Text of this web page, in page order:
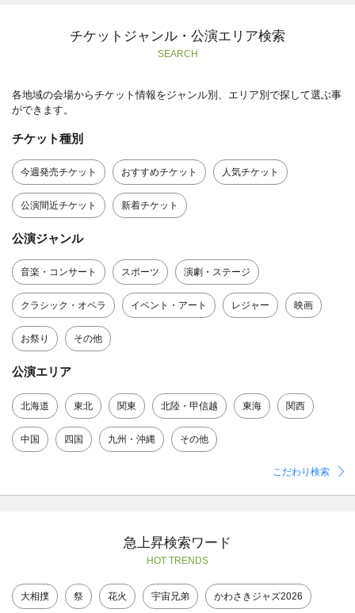
チケットジャンル・公演エリア検索
SEARCH
各地域の会場からチケット情報をジャンル別、エリア別で探して選ぶ事
ができます。
チケット種別
今週発売チケット おすすめチケット 人気チケット
公演間近チケット 新着チケット
公演ジャンル
音楽・コンサート スポーツ 演劇・ステージ
クラシック・オペラ イベント・アート レジャー 映画
お祭り その他
公演エリア
北海道 東北 関東 北陸・甲信越 東海 関西
中国 四国 九州・沖縄 その他
こだわり検索
急上昇検索ワード
HOT TRENDS
大相撲 祭 花火 宇宙兄弟 かわさきジャズ2026